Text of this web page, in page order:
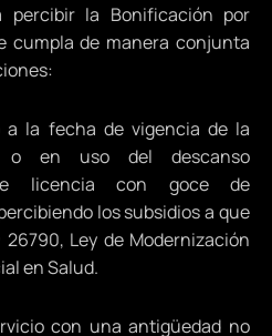
percibir la Bonificación por
cumpla de manera conjunta
a la fecha de vigencia de la
o en uso del descanso
licencia con goce de
los subsidios a que
26790, Ley de Modernización
en Salud.
con una antigüedad no